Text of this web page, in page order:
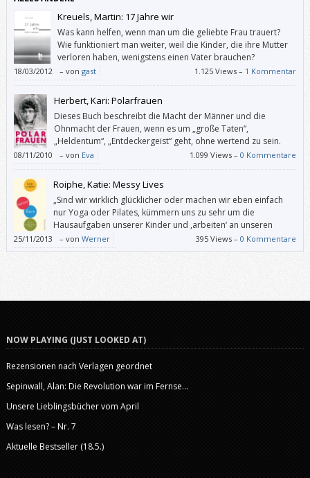
Kreuels, Martin: 17 Jahre wir
Was kann helfen, wenn man um die geliebte Frau trauert?
Wie funktioniert man weiter, weil die Kinder, die ihre Mutter
verloren haben, wenigstens einen Vater brauchen?
18/03/2012 – von gast 1.125 Views – 1 Kommentar
Herbert, Kari: Polarfrauen
Dieses Buch beschreibt die Macht der Männer und die
Ohnmacht der Frauen, wenn es um „große Taten“,
„Heldentum“, „Entdeckergeist“ geht, ohne wertend zu sein.
08/11/2010 – von Eva 1.099 Views –0 Kommentare
Roiphe, Katie: Messy Lives
„Sind wir wirklich glücklicher oder machen wir eben einfach
nur Yoga oder Pilates, kümmern uns zu sehr um die
Hausaufgaben unserer Kinder und ,arbeiten‘ an unseren
Beziehungen?“
25/11/2013 – von Werner 395 Views –0 Kommentare
NOW PLAYING (JUST LOOKED AT)
Rezensionen nach Verlagen geordnet
Sepinwall, Alan: Die Revolution war im Fernse...
Unsere Lieblingsbücher vom April
Was lesen? – Nr. 7
Aktuelle Bestseller (18.5.)